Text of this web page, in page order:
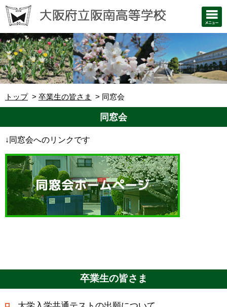
トップ 卒業生の皆さま 同窓会
同窓会
↓同窓会へのリンクです
卒業生の皆さま